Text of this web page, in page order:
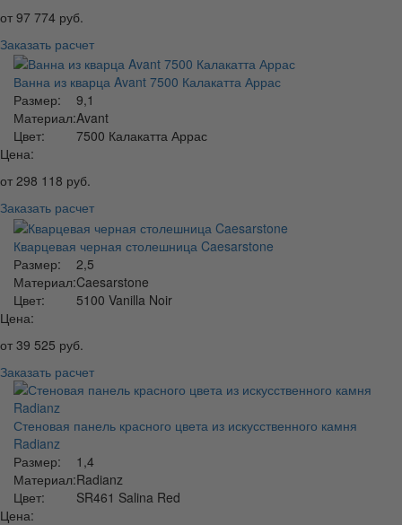
от 97 774 руб.
Заказать расчет
Ванна из кварца Avant 7500 Калакатта Аррас
Размер:
9,1
Материал:Avant
Цвет:
7500 Калакатта Аррас
Цена:
от 298 118 руб.
Заказать расчет
Кварцевая черная столешница Caesarstone
Размер:
2,5
Материал:Caesarstone
Цвет:
5100 Vanilla Noir
Цена:
от 39 525 руб.
Заказать расчет
Стеновая панель красного цвета из искусственного камня
Radianz
Размер:
1,4
Материал:Radianz
Цвет:
SR461 Salina Red
Цена: